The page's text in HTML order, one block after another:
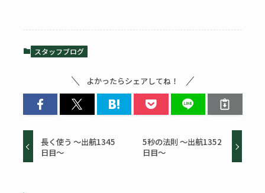
スタッフブログ
よかったらシェアしてね！
長く使う ～出航1345
日目～
5秒の法則 ～出航1352
日目～